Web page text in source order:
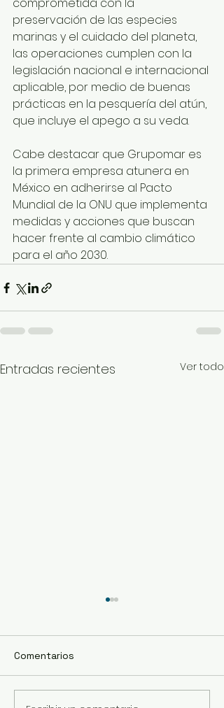
comprometida con la
preservación de las especies
marinas y el cuidado del planeta,
las operaciones cumplen con la
legislación nacional e internacional
aplicable, por medio de buenas
prácticas en la pesquería del atún,
que incluye el apego a su veda.
Cabe destacar que Grupomar es
la primera empresa atunera en
México en adherirse al Pacto
Mundial de la ONU que implementa
medidas y acciones que buscan
hacer frente al cambio climático
para el año 2030.
Entradas recientes Ver todo
Comentarios